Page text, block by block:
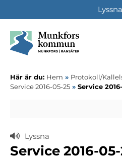
Lyssna
Här är du: Hem » Protokoll/
Service 2016-05-25 » Service
Lyssna
Service 2016-